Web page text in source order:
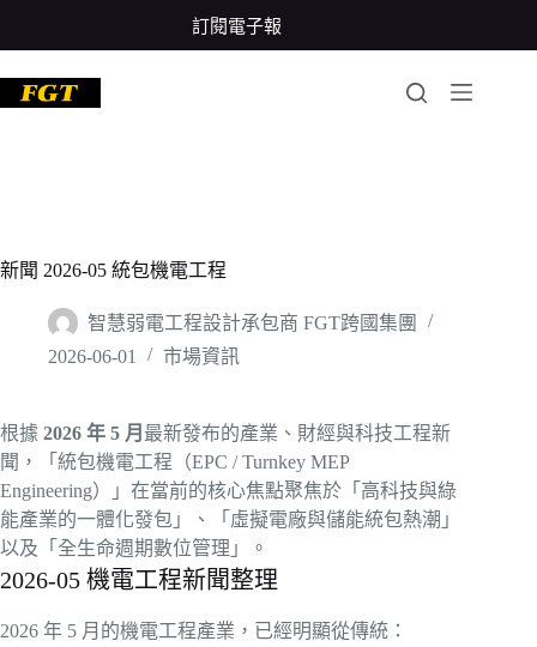
訂閱電子報
新聞 2026-05 統包機電工程
智慧弱電工程設計承包商 FGT跨國集團
2026-06-01
市場資訊
根據 2026 年 5 月 最新發布的產業、財經與科技工程新
聞，「統包機電工程（EPC / Turnkey MEP
Engineering）」在當前的核心焦點聚焦於「高科技與綠
能產業的一體化發包」、「虛擬電廠與儲能統包熱潮」
以及「全生命週期數位管理」。
2026-05 機電工程新聞整理
2026 年 5 月的機電工程產業，已經明顯從傳統：